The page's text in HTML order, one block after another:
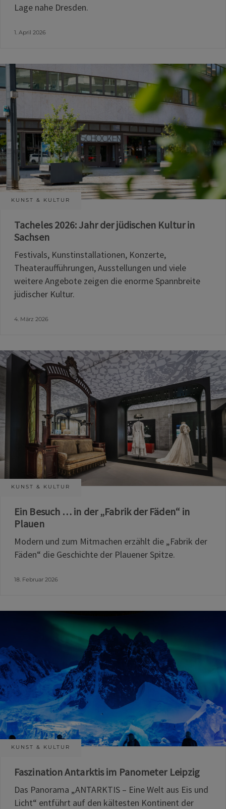
Lage nahe Dresden.
1. April 2026
KUNST & KULTUR
Tacheles 2026: Jahr der jüdischen Kultur in
Sachsen
Festivals, Kunstinstallationen, Konzerte,
Theateraufführungen, Ausstellungen und viele
weitere Angebote zeigen die enorme Spannbreite
jüdischer Kultur.
4. März 2026
KUNST & KULTUR
Ein Besuch … in der „Fabrik der Fäden“ in
Plauen
Modern und zum Mitmachen erzählt die „Fabrik der
Fäden“ die Geschichte der Plauener Spitze.
18. Februar 2026
KUNST & KULTUR
Faszination Antarktis im Panometer Leipzig
Das Panorama „ANTARKTIS – Eine Welt aus Eis und
Licht“ entführt auf den kältesten Kontinent der